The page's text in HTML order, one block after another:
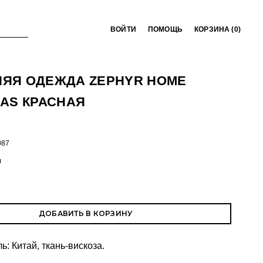
ВОЙТИ ПОМОЩЬ КОРЗИНА (0)
ОДЕЖДА ZEPHYR HOME
КРАСНАЯ
ДОБАВИТЬ В КОРЗИНУ
Китай, ткань-вискоза.